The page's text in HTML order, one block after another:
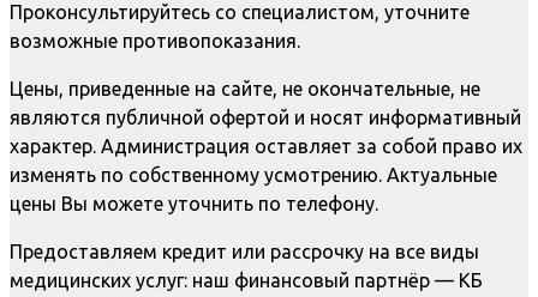
Проконсультируйтесь со специалистом, уточните
возможные противопоказания.
Цены, приведенные на сайте, не окончательные, не
являются публичной офертой и носят информативный
характер. Администрация оставляет за собой право их
изменять по собственному усмотрению. Актуальные
цены Вы можете уточнить по телефону.
Предоставляем кредит или рассрочку на все виды
медицинских услуг: наш финансовый партнёр — КБ